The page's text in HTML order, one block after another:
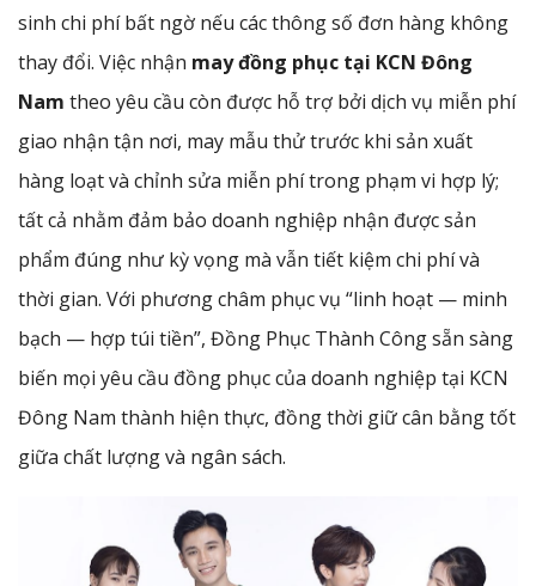
sinh chi phí bất ngờ nếu các thông số đơn hàng không
thay đổi. Việc nhận may đồng phục tại KCN Đông
Nam theo yêu cầu còn được hỗ trợ bởi dịch vụ miễn phí
giao nhận tận nơi, may mẫu thử trước khi sản xuất
hàng loạt và chỉnh sửa miễn phí trong phạm vi hợp lý;
tất cả nhằm đảm bảo doanh nghiệp nhận được sản
phẩm đúng như kỳ vọng mà vẫn tiết kiệm chi phí và
thời gian. Với phương châm phục vụ “linh hoạt — minh
bạch — hợp túi tiền”, Đồng Phục Thành Công sẵn sàng
biến mọi yêu cầu đồng phục của doanh nghiệp tại KCN
Đông Nam thành hiện thực, đồng thời giữ cân bằng tốt
giữa chất lượng và ngân sách.